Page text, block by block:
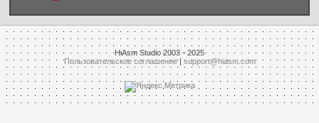
HiAsm Studio 2003 - 2025
Пользовательское соглашение| support@hiasm.com